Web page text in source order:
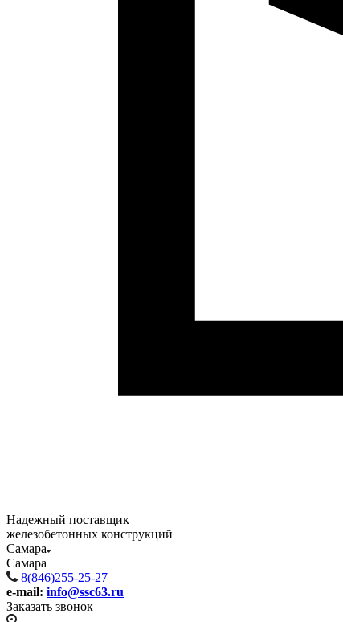
Надежный поставщик
железобетонных конструкций
Самара
Самара
8(846)255-25-27
e-mail: info@ssc63.ru
Заказать звонок